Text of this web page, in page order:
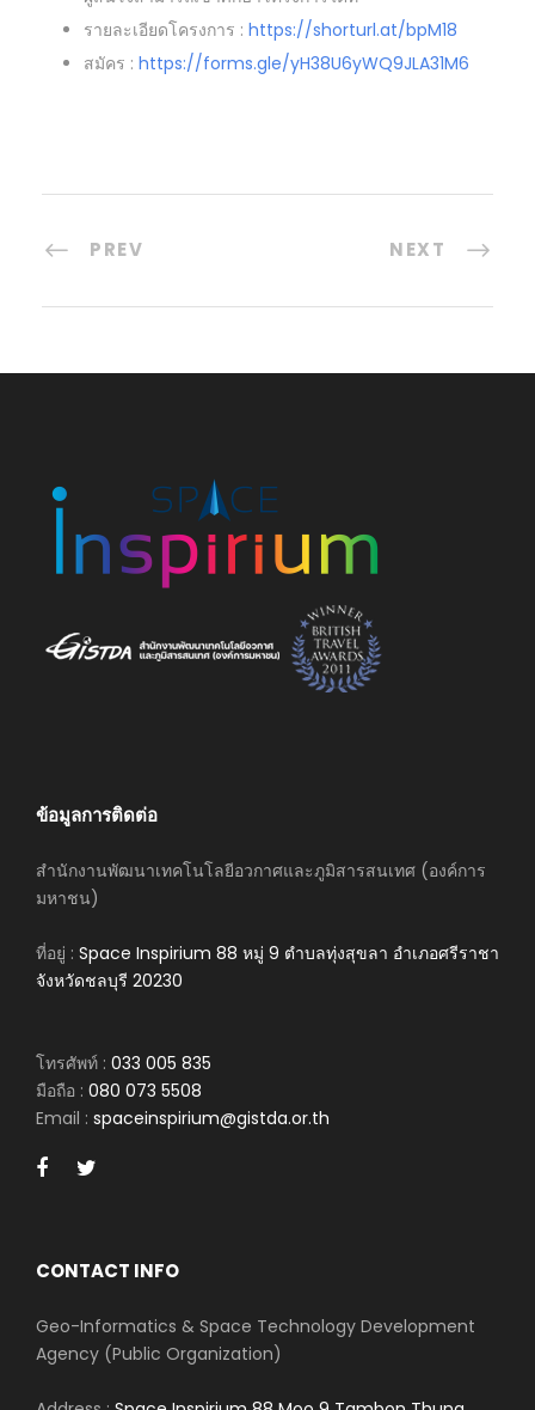
รายละเอียดโครงการ : https://shorturl.at/bpM18
สมัคร : https://forms.gle/yH38U6yWQ9JLA31M6
PREV NEXT
ข้อมูลการติดต่อ
สำนักงานพัฒนาเทคโนโลยีอวกาศและภูมิสารสนเทศ (องค์การ
มหาชน)
ที่อยู่ : Space Inspirium 88 หมู่ 9 ตำบลทุ่งสุขลา อำเภอศรีราชา
จังหวัดชลบุรี 20230
โทรศัพท์ : 033 005 835
มือถือ : 080 073 5508
Email : spaceinspirium@gistda.or.th
CONTACT INFO
Geo-Informatics & Space Technology Development
Agency (Public Organization)